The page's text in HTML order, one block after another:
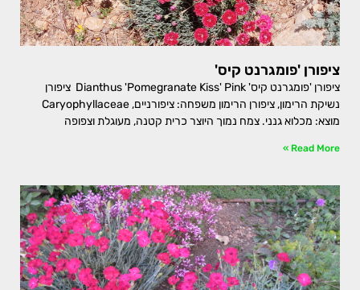
ציפורן 'פומגרנט קיס'
ציפורן 'פומגרנט קיס' Dianthus 'Pomegranate Kiss' Pink ציפורן
נשיקת הרימון, ציפורן הרימון משפחה: ציפורניים, Caryophyllaceae
מוצא: מכלוא גנני. צמח נמוך היוצר כרית קטנה, מעוגלת וצפופה
Read More »